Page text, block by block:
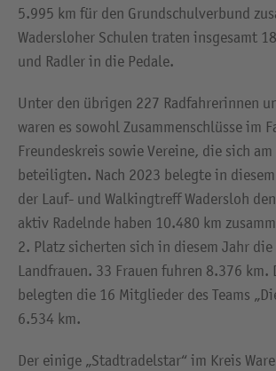
5.995 km für den Grundschulverbund
Wadersloher Schulen traten insgesamt
und Radler in die Pedale.
Unter den übrigen 227 Radfahrerinnen
waren es sowohl Zusammenschlüsse im
Freundeskreis sowie Vereine, die sich
beteiligten. Nach 2023 belegte in
der Lauf- und Walkingtreff Wadersloh
aktiv Radelnde haben 10.480 km
2. Platz sicherten sich in diesem Jahr die
Landfrauen. 33 Frauen fuhren 8.376
belegten die 16 Mitglieder des Teams
6.534 km.
Der einige „Stadtradelstar“ im Kreis